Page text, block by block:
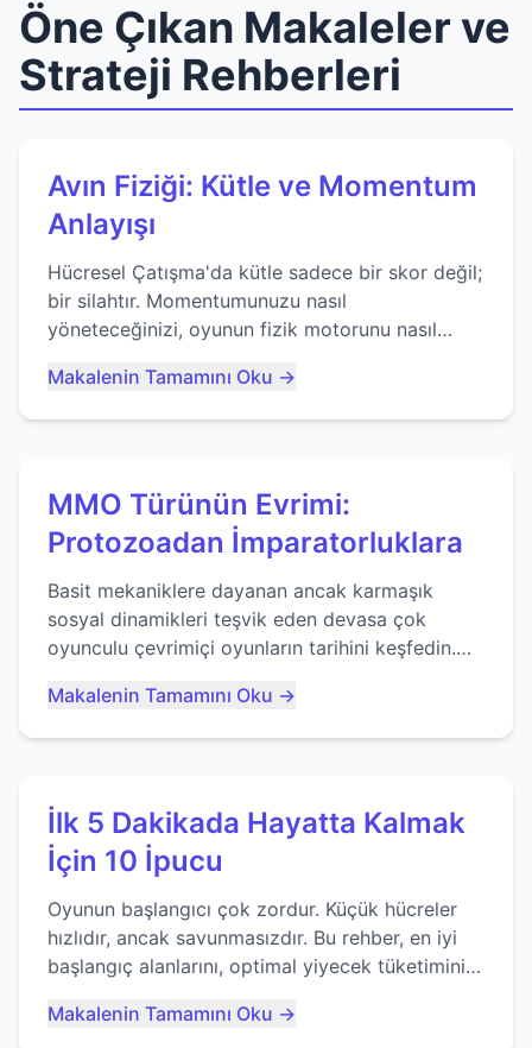
Öne Çıkan Makaleler ve
Strateji Rehberleri
Avın Fiziği: Kütle ve Momentum
Anlayışı
Hücresel Çatışma'da kütle sadece bir skor değil;
bir silahtır. Momentumunuzu nasıl
yöneteceğinizi, oyunun fizik motorunu nasıl
ustalaşacağınızı öğrenin...
Makalenin Tamamını Oku →
MMO Türünün Evrimi:
Protozoadan İmparatorluklara
Basit mekaniklere dayanan ancak karmaşık
sosyal dinamikleri teşvik eden devasa çok
oyunculu çevrimiçi oyunların tarihini keşfedin.
Makalenin Tamamını Oku →
İlk 5 Dakikada Hayatta Kalmak
İçin 10 İpucu
Oyunun başlangıcı çok zordur. Küçük hücreler
hızlıdır, ancak savunmasızdır. Bu rehber, en iyi
başlangıç alanlarını, optimal yiyecek tüketimini
kaçınacağınızı anlatıyor...
Makalenin Tamamını Oku →